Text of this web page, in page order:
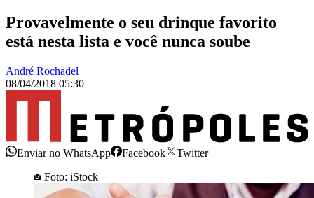
Provavelmente o seu drinque favorito
está nesta lista e você nunca soube
André Rochadel
08/04/2018 05:30
Enviar no WhatsApp Facebook
Twitter
Foto: iStock